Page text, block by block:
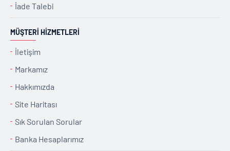
İade Talebi
MÜŞTERI HIZMETLERI
İletişim
Markamız
Hakkımızda
Site Haritası
Sık Sorulan Sorular
Banka Hesaplarımız